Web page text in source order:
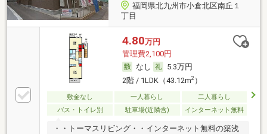
福岡県北九州市小倉北区南丘１
丁目
4.80万円
管理費2,100円
なし
5.3万円
2階 / 1LDK（43.12m2）
敷金なし 一人暮らし
二人暮らし
バス・トイレ別
駐車場(近隣含) インターネット無料
・・トーマスリビング・・インターネット無料の築浅